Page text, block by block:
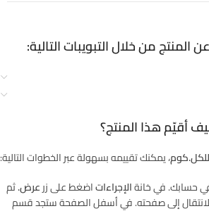
من خلال التبويبات التالية:
أقيّم هذا المنتج؟
للكل.كوم، يمكنك تقييمه بسهولة عبر الخطوات التالية:
حسابك. في خانةالإجراءاتاضغط على زرعرض.ثم
إلى صفحته. في أسفل الصفحة ستجد قسم